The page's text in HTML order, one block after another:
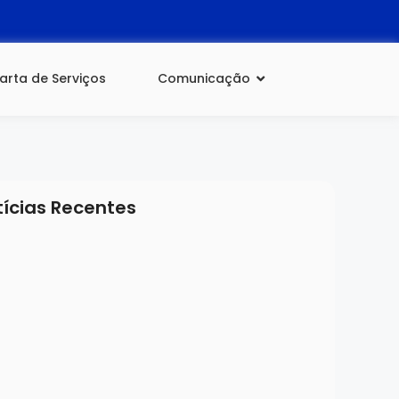
de Serviços Comunicação
Recentes